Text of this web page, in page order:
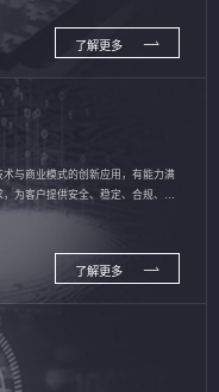
了解更多
与商业模式的创新应用，有能力满
为客户提供安全、稳定、合规、持
了解更多